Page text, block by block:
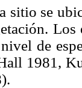
sitio se
Los
de
1981,